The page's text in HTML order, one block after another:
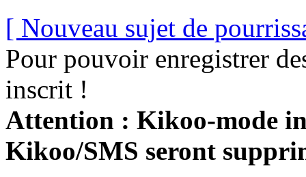
[ Nouveau sujet de
Pour pouvoir enregistrer
inscrit !
Attention : Kikoo-mode
Kikoo/SMS seront